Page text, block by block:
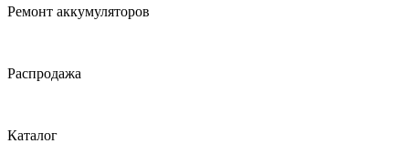
Ремонт аккумуляторов
Распродажа
Каталог